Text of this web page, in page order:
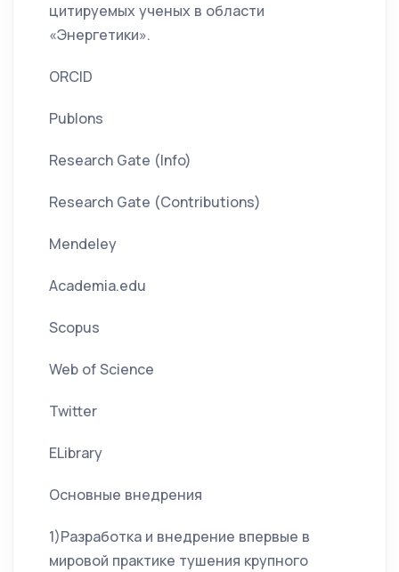
цитируемых ученых в области
«Энергетики».
ORCID
Publons
Research Gate (Info)
Research Gate (Contributions)
Mendeley
Academia.edu
Scopus
Web of Science
Twitter
ELibrary
Основные внедрения
1)Разработка и внедрение впервые в
мировой практике тушения крупного